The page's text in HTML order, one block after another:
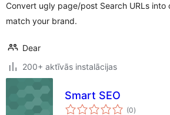
Convert ugly page/post Search URLs
match your brand.
Dear
200+ aktīvās instalācijas
Smart SEO
(0vērtējumu
kopsumma
)